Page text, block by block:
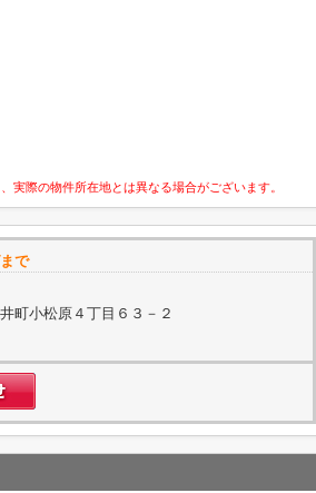
際の物件所在地とは異なる場合がございます。
で
町小松原４丁目６３－２